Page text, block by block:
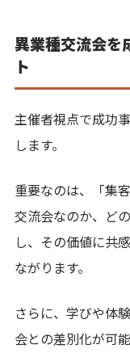
異業種交流会を
ト
主催者視点で成功
します。
重要なのは、「集
交流会なのか、ど
し、その価値に共
ながります。
さらに、学びや体
会との差別化が可